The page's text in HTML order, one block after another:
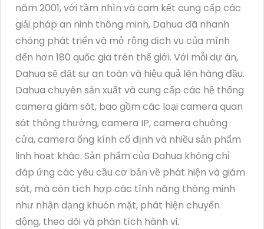
năm 2001, với tầm nhìn và cam kết cung cấp các
giải pháp an ninh thông minh, Dahua đã nhanh
chóng phát triển và mở rộng dịch vụ của mình
đến hơn 180 quốc gia trên thế giới. Với mỗi dự án,
Dahua sẽ đặt sự an toàn và hiệu quả lên hàng đầu.
Dahua chuyên sản xuất và cung cấp các hệ thống
camera giám sát, bao gồm các loại camera quan
sát thông thường, camera IP, camera chuông
cửa, camera ống kính cố định và nhiều sản phẩm
linh hoạt khác. Sản phẩm của Dahua không chỉ
đáp ứng các yêu cầu cơ bản về phát hiện và giám
sát, mà còn tích hợp các tính năng thông minh
như nhận dạng khuôn mặt, phát hiện chuyển
động, theo dõi và phân tích hành vi.